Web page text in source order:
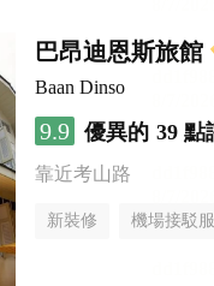
巴昂迪恩斯旅館
Baan Dinso
9.9 優異的 39 點
靠近考山路
新裝修 機場接駁